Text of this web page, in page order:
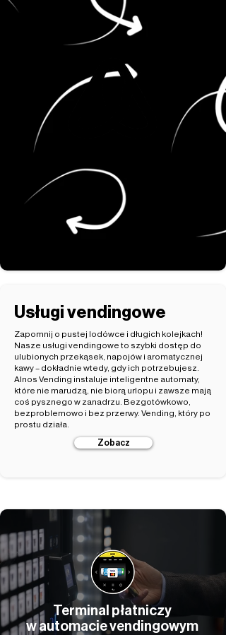
Usługi vendingowe
Zapomnij o pustej lodówce i długich kolejkach!
Nasze usługi vendingowe to szybki dostęp do
ulubionych przekąsek, napojów i aromatycznej
kawy – dokładnie wtedy, gdy ich potrzebujesz.
Alnos Vending instaluje inteligentne automaty,
które nie marudzą, nie biorą urlopu i zawsze mają
coś pysznego w zanadrzu. Bezgotówkowo,
bezproblemowo i bez przerwy. Vending, który po
prostu działa.
Zobacz
Terminal płatniczy
w automacie vendingowym